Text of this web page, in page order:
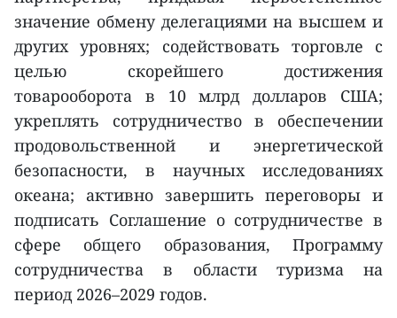
значение обмену делегациями на высшем и
других уровнях; содействовать торговле с
целью скорейшего достижения
товарооборота в 10 млрд долларов США;
укреплять сотрудничество в обеспечении
продовольственной и энергетической
безопасности, в научных исследованиях
океана; активно завершить переговоры и
подписать Соглашение о сотрудничестве в
сфере общего образования, Программу
сотрудничества в области туризма на
период 2026–2029 годов.